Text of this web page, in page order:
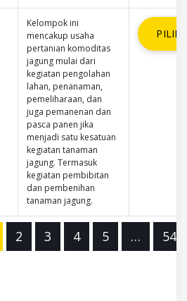
Kelompok ini
mencakup usaha
pertanian komoditas
jagung mulai dari
kegiatan pengolahan
lahan, penanaman,
pemeliharaan, dan
juga pemanenan dan
pasca panen jika
menjadi satu kesatuan
kegiatan tanaman
jagung. Termasuk
kegiatan pembibitan
dan pembenihan
tanaman jagung.
PILIH
2 3 4 5 … 541